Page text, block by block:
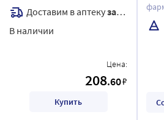
Доставим в аптекузавтра
В наличии
Цена:
208.60₽
Купить
ЗАО